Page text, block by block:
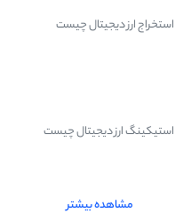
استخراج ارز دیجیتال چیست
استیکینگ ارز دیجیتال چیست
مشاهده بیشتر